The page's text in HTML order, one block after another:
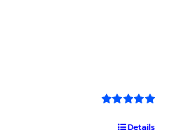
out of 5Details